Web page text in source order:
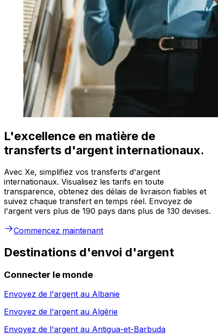
L'excellence en matière de
transferts d'argent internationaux.
Avec Xe, simplifiez vos transferts d'argent
internationaux. Visualisez les tarifs en toute
transparence, obtenez des délais de livraison fiables et
suivez chaque transfert en temps réel. Envoyez de
l'argent vers plus de 190 pays dans plus de 130 devises.
Commencez maintenant
Destinations d'envoi d'argent
Connecter le monde
Envoyez de l'argent au Albanie
Envoyez de l'argent au Algérie
Envoyez de l'argent au Antigua-et-Barbuda